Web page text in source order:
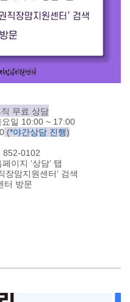
무료 상담
일 10:00 ~ 17:00
(*야간상담 진행)
852-0102
이지 ‘상담’ 탭
장맘지원센터’ 검색
터 방문